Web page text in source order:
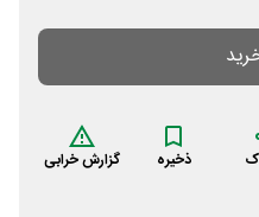
ذخیره گزارش خرابی